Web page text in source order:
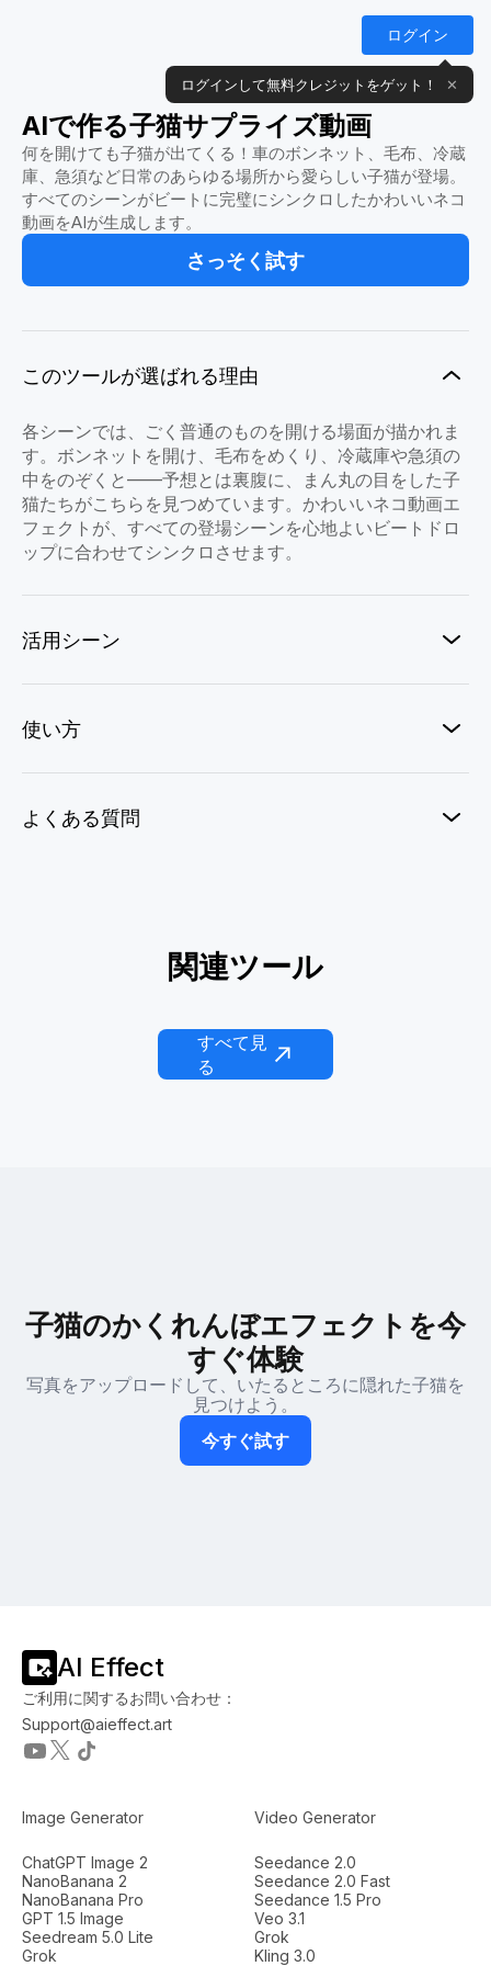
ログイン
ログインして無料クレジットをゲット！ ✕
AIで作る子猫サプライズ動画
何を開けても子猫が出てくる！車のボンネット、毛布、冷蔵
庫、急須など日常のあらゆる場所から愛らしい子猫が登場。
すべてのシーンがビートに完璧にシンクロしたかわいいネコ
動画をAIが生成します。
さっそく試す
このツールが選ばれる理由
各シーンでは、ごく普通のものを開ける場面が描かれま
す。ボンネットを開け、毛布をめくり、冷蔵庫や急須の
中をのぞくと——予想とは裏腹に、まん丸の目をした子
猫たちがこちらを見つめています。かわいいネコ動画エ
フェクトが、すべての登場シーンを心地よいビートドロ
ップに合わせてシンクロさせます。
活用シーン
使い方
よくある質問
関連ツールAIペットスケボー
レプラコーンをつかまえろ
フィッシュドリームコア
すべて見
る
子猫のかくれんぼエフェクトを今
すぐ体験
写真をアップロードして、いたるところに隠れた子猫を
見つけよう。
今すぐ試す
AI Effect
ご利用に関するお問い合わせ：
Support@aieffect.art
Image Generator
ChatGPT Image 2
NanoBanana 2
NanoBanana Pro
GPT 1.5 Image
Seedream 5.0 Lite
Grok
Video Generator
Seedance 2.0
Seedance 2.0 Fast
Seedance 1.5 Pro
Veo 3.1
Grok
Kling 3.0